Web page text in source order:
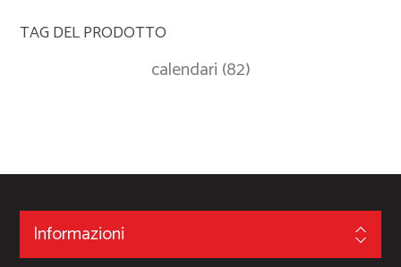
TAG DEL PRODOTTO
calendari (82)
Informazioni